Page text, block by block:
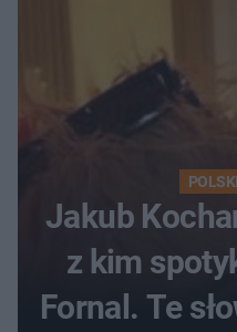
Jakub
z kim
Fornal. Te